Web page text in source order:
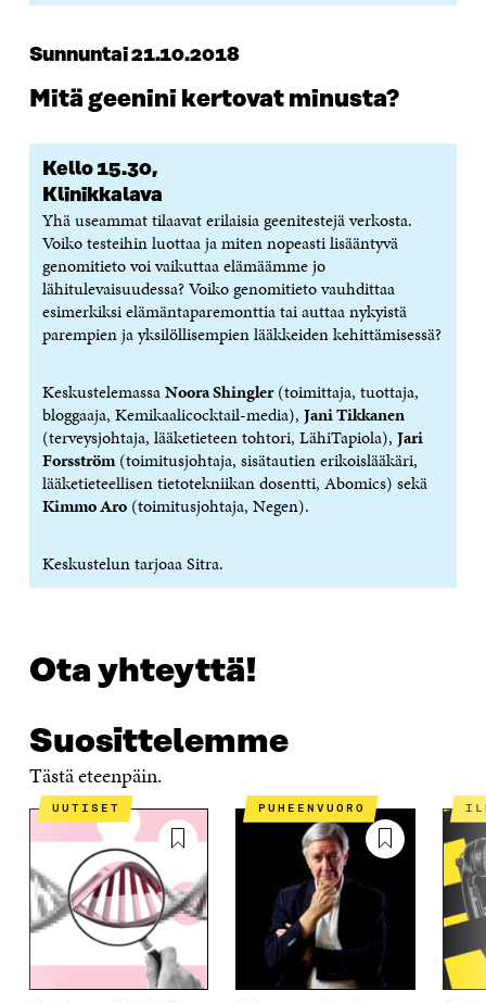
Sunnuntai 21.10.2018
Mitä geenini kertovat minusta?
Kello 15.30,
Klinikkalava
Yhä useammat tilaavat erilaisia geenitestejä verkosta.
Voiko testeihin luottaa ja miten nopeasti lisääntyvä
genomitieto voi vaikuttaa elämäämme jo
lähitulevaisuudessa? Voiko genomitieto vauhdittaa
esimerkiksi elämäntaparemonttia tai auttaa nykyistä
parempien ja yksilöllisempien lääkkeiden kehittämisessä?
KeskustelemassaNoora Shingler(toimittaja, tuottaja,
bloggaaja, Kemikaalicocktail-media), Jani Tikkanen
(terveysjohtaja, lääketieteen tohtori, LähiTapiola), Jari
Forsström(toimitusjohtaja, sisätautien erikoislääkäri,
lääketieteellisen tietotekniikan dosentti, Abomics) sekä
Kimmo Aro(toimitusjohtaja, Negen).
Keskustelun tarjoaa Sitra.
Ota yhteyttä!
Suosittelemme
Tästä eteenpäin.
UUTISET PUHEENVUORO